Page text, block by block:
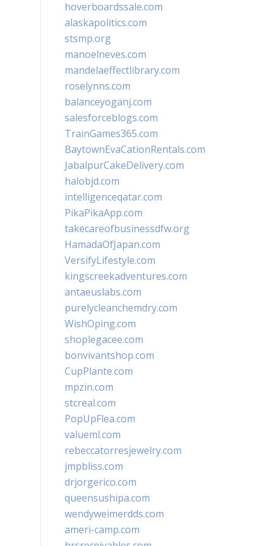
hoverboardssale.com
alaskapolitics.com
stsmp.org
manoelneves.com
mandelaeffectlibrary.com
roselynns.com
balanceyoganj.com
salesforceblogs.com
TrainGames365.com
BaytownEvaCationRentals.com
JabalpurCakeDelivery.com
halobjd.com
intelligenceqatar.com
PikaPikaApp.com
takecareofbusinessdfw.org
HamadaOfJapan.com
VersifyLifestyle.com
kingscreekadventures.com
antaeuslabs.com
purelycleanchemdry.com
WishOping.com
shoplegacee.com
bonvivantshop.com
CupPlante.com
mpzin.com
stcreal.com
PopUpFlea.com
valueml.com
rebeccatorresjewelry.com
jmpbliss.com
drjorgerico.com
queensushipa.com
wendyweimerdds.com
ameri-camp.com